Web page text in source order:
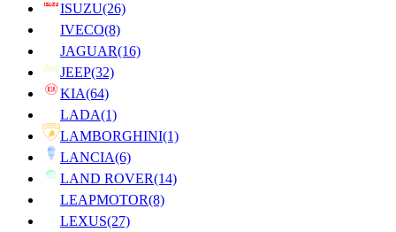
ISUZU(26)
IVECO(8)
JAGUAR(16)
JEEP(32)
KIA(64)
LADA(1)
LAMBORGHINI(1)
LANCIA(6)
LAND ROVER(14)
LEAPMOTOR(8)
LEXUS(27)